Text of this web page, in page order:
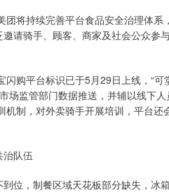
将持续完善平台食品安全治理体系
请骑手、顾客、商家及社会公众参
平台标识已于5月29日上线，“可
场监管部门数据推送，并辅以线下
制，对外卖骑手开展培训，平台还
队伍
位，制餐区域天花板部分缺失，冰